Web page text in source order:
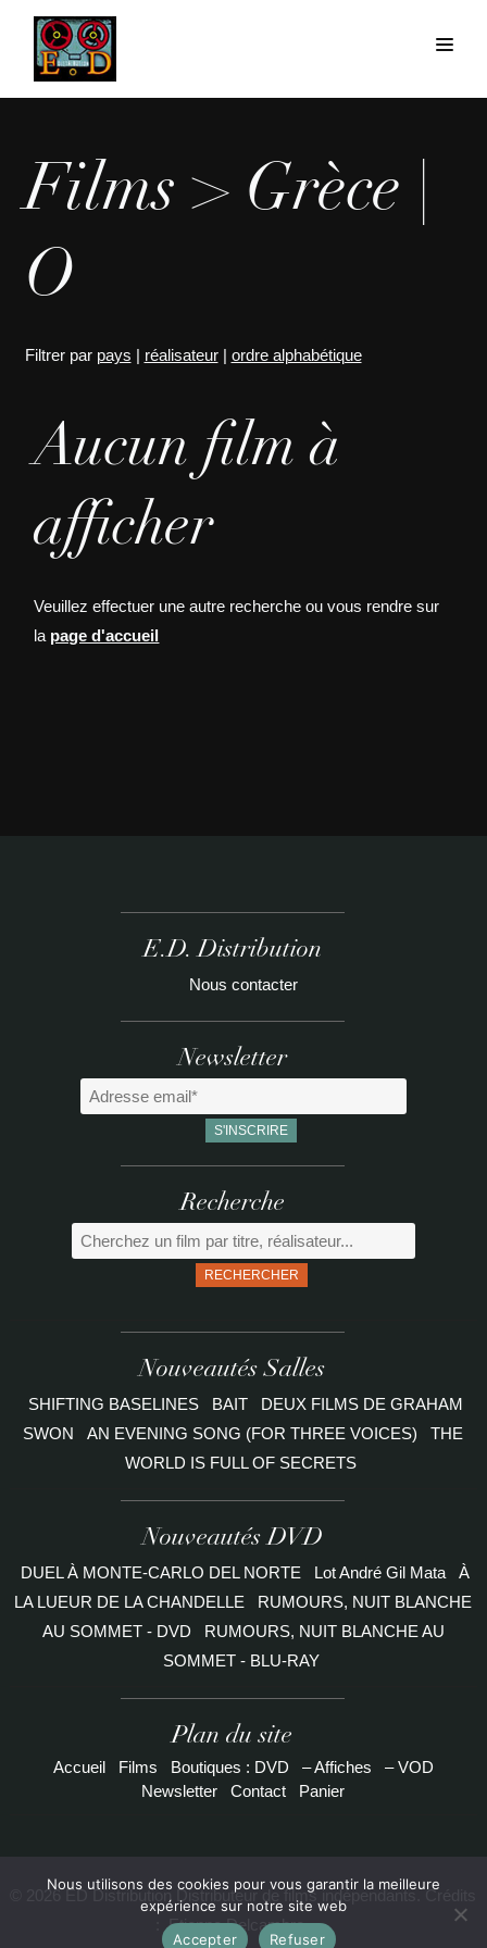
Films > Grèce |
O
Filtrer par pays | réalisateur| ordre alphabétique
Aucun film à
afficher
Veuillez effectuer une autre recherche ou vous rendre sur
la page d'accueil
E.D. Distribution
Nous contacter
Newsletter
Recherche
RECHERCHER
Nouveautés Salles
SHIFTING BASELINES BAIT
DEUX FILMS DE GRAHAM
SWON
AN EVENING SONG (FOR THREE VOICES)
THE
WORLD IS FULL OF SECRETS
Nouveautés DVD
DUEL À MONTE-CARLO DEL NORTE Lot André Gil Mata
À
LA LUEUR DE LA CHANDELLE
RUMOURS, NUIT BLANCHE
AU SOMMET - DVD
RUMOURS, NUIT BLANCHE AU
SOMMET - BLU-RAY
Plan du site
Accueil Films Boutiques : DVD – Affiches
– VOD
Newsletter
Contact Panier
© 2026 ED Distribution Distributeur de films indépendants. Crédits
Etienne Delcambre
Nous utilisons des cookies pour vous garantir la meilleure
expérience sur notre site web
Accepter
Refuser